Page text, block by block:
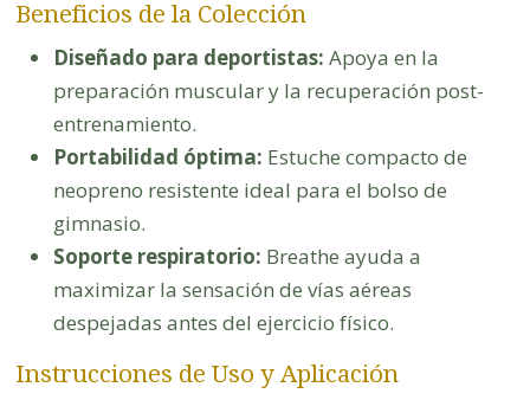
Beneficios de la Colección
Diseñado para deportistas: Apoya en la
preparación muscular y la recuperación post-
entrenamiento.
Portabilidad óptima: Estuche compacto de
neopreno resistente ideal para el bolso de
gimnasio.
Soporte respiratorio: Breathe ayuda a
maximizar la sensación de vías aéreas
despejadas antes del ejercicio físico.
Instrucciones de Uso y Aplicación